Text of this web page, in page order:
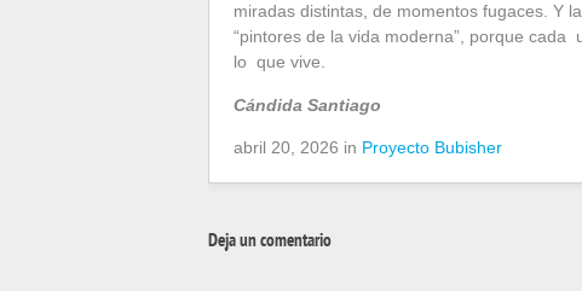
miradas distintas, de momentos fugaces. Y
“pintores de la vida moderna”, porque
lo que vive.
Cándida Santiago
abril 20, 2026 in Proyecto Bubisher
Deja un comentario